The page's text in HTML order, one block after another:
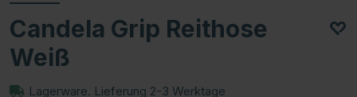
Candela Grip Reithose
Weiß
Lagerware. Lieferung 2-3 Werktage